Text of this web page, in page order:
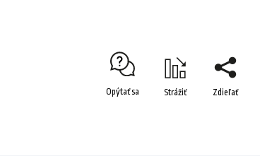
Opýtať sa Strážiť Zdieľať